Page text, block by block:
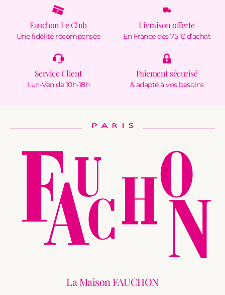
Fauchon Le Club
Une fidélité récompensée
Livraison offerte
En France dès 75 € d’achat
Service Client
Lun-Ven de 10h-18h
Paiement sécurisé
& adapté à vos besoins
La Maison FAUCHON